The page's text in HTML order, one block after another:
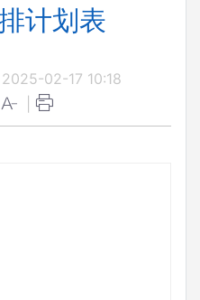
计划表
2025-02-17 10:18